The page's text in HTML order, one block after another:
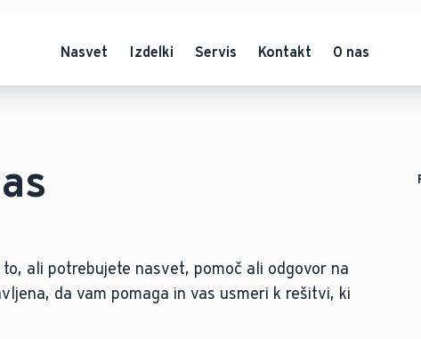
Nasvet Izdelki Servis Kontakt O nas
ali potrebujete nasvet, pomoč ali odgovor na
da vam pomaga in vas usmeri k rešitvi, ki